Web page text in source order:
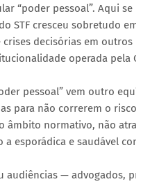
“poder pessoal”. Aqui se
STF cresceu sobretudo
decisórias em outros
operada pela
pessoal” vem outro
para não correrem o risco
âmbito normativo, não
esporádica e saudável
audiências — advogados,